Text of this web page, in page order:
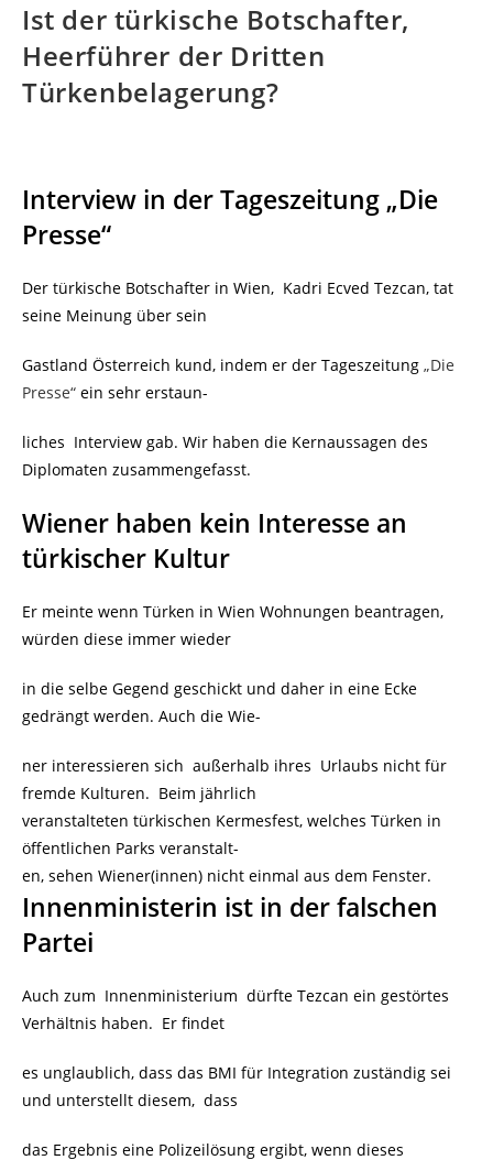
Ist der türkische Botschafter,
Heerführer der Dritten
Türkenbelagerung?
Interview in der Tageszeitung „Die
Presse“
Der türkische Botschafter in Wien, Kadri Ecved Tezcan, tat
seine Meinung über sein
Gastland Österreich kund, indem er der Tageszeitung „Die
Presse“ ein sehr erstaun-
liches Interview gab. Wir haben die Kernaussagen des
Diplomaten zusammengefasst.
Wiener haben kein Interesse an
türkischer Kultur
Er meinte wenn Türken in Wien Wohnungen beantragen,
würden diese immer wieder
in die selbe Gegend geschickt und daher in eine Ecke
gedrängt werden. Auch die Wie-
ner interessieren sich außerhalb ihres Urlaubs nicht für
fremde Kulturen. Beim jährlich
veranstalteten türkischen Kermesfest, welches Türken in
öffentlichen Parks veranstalt-
en, sehen Wiener(innen) nicht einmal aus dem Fenster.
Innenministerin ist in der falschen
Partei
Auch zum Innenministerium dürfte Tezcan ein gestörtes
Verhältnis haben. Er findet
es unglaublich, dass das BMI für Integration zuständig sei
und unterstellt diesem, dass
das Ergebnis eine Polizeilösung ergibt, wenn dieses